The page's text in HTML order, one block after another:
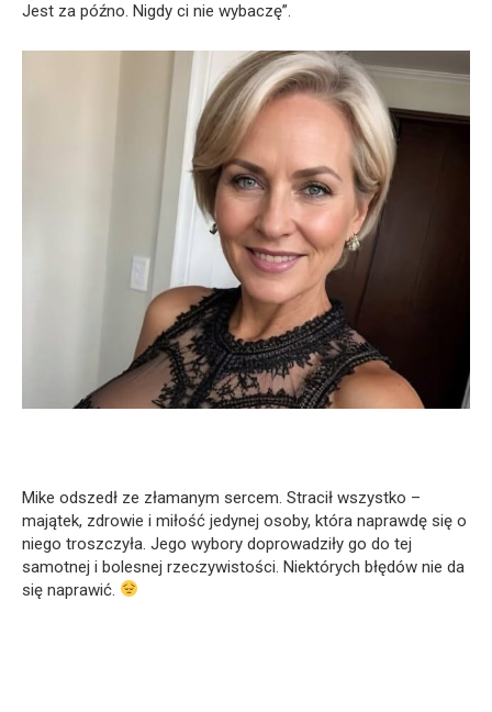
Jest za późno. Nigdy ci nie wybaczę”.
Mike odszedł ze złamanym sercem. Stracił wszystko –
majątek, zdrowie i miłość jedynej osoby, która naprawdę się o
niego troszczyła. Jego wybory doprowadziły go do tej
samotnej i bolesnej rzeczywistości. Niektórych błędów nie da
się naprawić.